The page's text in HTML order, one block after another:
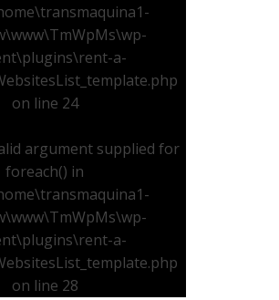
a-
on line 24
argument supplied for
foreach() in
a-
on line 28